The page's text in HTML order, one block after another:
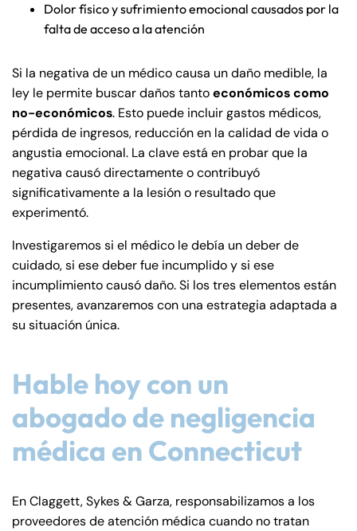
Dolor físico y sufrimiento emocional causados por la
falta de acceso a la atención
Si la negativa de un médico causa un daño medible, la
ley le permite buscar daños tantoeconómicos como
no-económicos. Esto puede incluir gastos médicos,
pérdida de ingresos, reducción en la calidad de vida o
angustia emocional. La clave está en probar que la
negativa causó directamente o contribuyó
significativamente a la lesión o resultado que
experimentó.
Investigaremos si el médico le debía un deber de
cuidado, si ese deber fue incumplido y si ese
incumplimiento causó daño. Si los tres elementos están
presentes, avanzaremos con una estrategia adaptada a
su situación única.
Hable hoy con un
abogado de negligencia
médica en Connecticut
En Claggett, Sykes & Garza, responsabilizamos a los
proveedores de atención médica cuando no tratan